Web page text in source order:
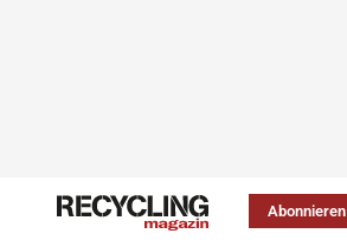
Abonnieren